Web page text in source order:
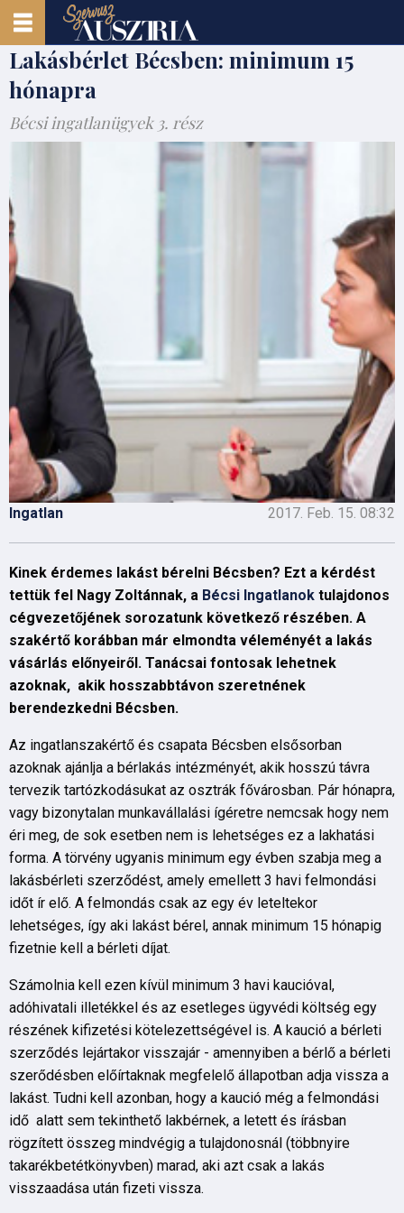
Lakásbérlet Bécsben: minimum 15
hónapra
Bécsi ingatlanügyek 3. rész
Ingatlan 2017. Feb. 15. 08:32
Kinek érdemes lakást bérelni Bécsben? Ezt a kérdést
tettük fel Nagy Zoltánnak, a Bécsi Ingatlanok tulajdonos
cégvezetőjének sorozatunk következő részében. A
szakértő korábban már elmondta véleményét a lakás
vásárlás előnyeiről. Tanácsai fontosak lehetnek
azoknak, akik hosszabbtávon szeretnének
berendezkedni Bécsben.
Az ingatlanszakértő és csapata Bécsben elsősorban
azoknak ajánlja a bérlakás intézményét, akik hosszú távra
tervezik tartózkodásukat az osztrák fővárosban. Pár hónapra,
vagy bizonytalan munkavállalási ígéretre nemcsak hogy nem
éri meg, de sok esetben nem is lehetséges ez a lakhatási
forma. A törvény ugyanis minimum egy évben szabja meg a
lakásbérleti szerződést, amely emellett 3 havi felmondási
időt ír elő. A felmondás csak az egy év leteltekor
lehetséges, így aki lakást bérel, annak minimum 15 hónapig
fizetnie kell a bérleti díjat.
Számolnia kell ezen kívül minimum 3 havi kaucióval,
adóhivatali illetékkel és az esetleges ügyvédi költség egy
részének kifizetési kötelezettségével is. A kaució a bérleti
szerződés lejártakor visszajár - amennyiben a bérlő a bérleti
szerődésben előírtaknak megfelelő állapotban adja vissza a
lakást. Tudni kell azonban, hogy a kaució még a felmondási
idő alatt sem tekinthető lakbérnek, a letett és írásban
rögzített összeg mindvégig a tulajdonosnál (többnyire
takarékbetétkönyvben) marad, aki azt csak a lakás
visszaadása után fizeti vissza.